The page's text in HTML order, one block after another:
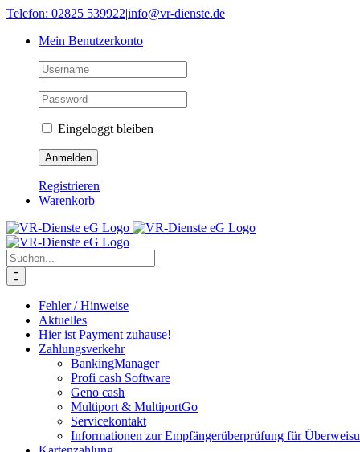
Skip
content
Telefon: 02825 539922|info@vr-dienste.de
Mein Benutzerkonto
Eingeloggt bleiben
Registrieren
Warenkorb
Suche
nach:
Fehler / Hinweise
Aktuelles
Hier ist Payment zuhause!
Zahlungsverkehr
BankingManager
Profi cash Software
Geno cash
Multiport & MultiportGo
Servicekontakt
Informationen zur Empfängerüberprüfung für